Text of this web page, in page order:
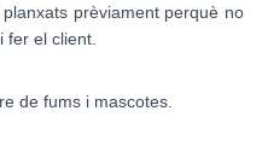
prèviament perquè no
fer el client.
de fums i mascotes.